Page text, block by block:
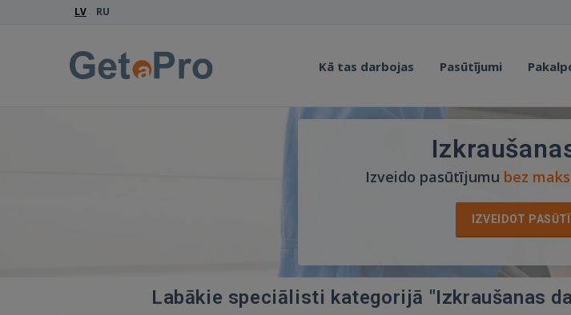
LV RU
Kā tas darbojas Pasūtījumi
Izveido pasūtījumu bez
IZVEIDOT
Labākie speciālisti kategorijā "Izkraušanas